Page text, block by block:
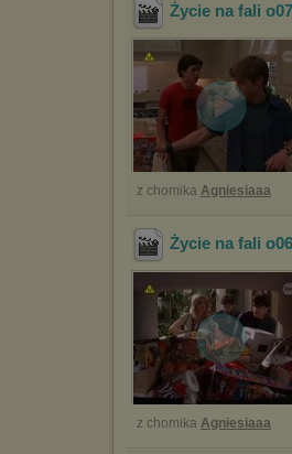
Życie na fali
z chomika Agniesiaaa
Życie na fali
z chomika Agniesiaaa